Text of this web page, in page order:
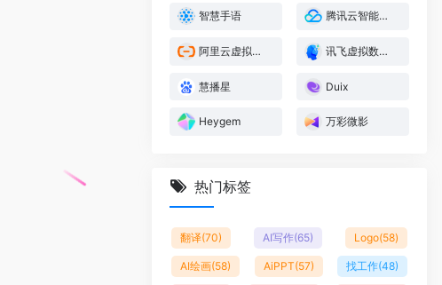
智慧手语 腾讯云智能数智人
阿里云虚拟数字人 讯飞虚拟数字人
慧播星 Duix
Heygem 万彩微影
热门标签
翻译(70) AI写作(65) Logo(58)
AI绘画(58) AiPPT(57) 找工作(48)